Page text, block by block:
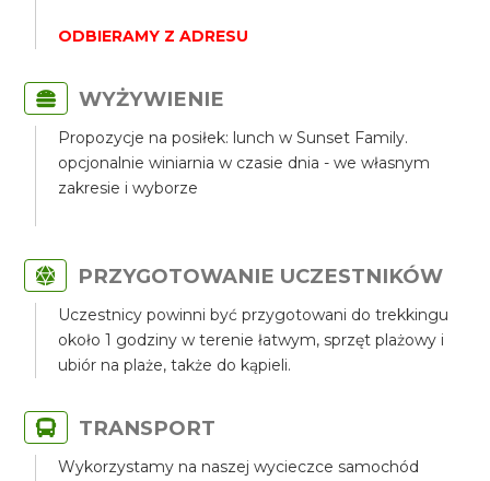
ODBIERAMY Z ADRESU
WYŻYWIENIE
Propozycje na posiłek: lunch w Sunset Family.
opcjonalnie winiarnia w czasie dnia - we własnym
zakresie i wyborze
PRZYGOTOWANIE UCZESTNIKÓW
Uczestnicy powinni być przygotowani do trekkingu
około 1 godziny w terenie łatwym, sprzęt plażowy i
ubiór na plaże, także do kąpieli.
TRANSPORT
Wykorzystamy na naszej wycieczce samochód